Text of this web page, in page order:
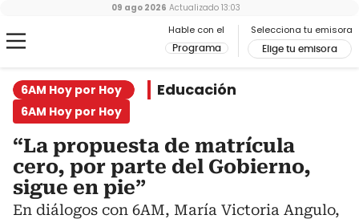
Hable con el
Programa
Selecciona tu emisora
Elige tu emisora
09 ago 2026 Actualizado 13:03
6AM Hoy por Hoy Educación
6AM Hoy por Hoy
“La propuesta de matrícula
cero, por parte del Gobierno,
sigue en pie”
En diálogos con 6AM, María Victoria Angulo,